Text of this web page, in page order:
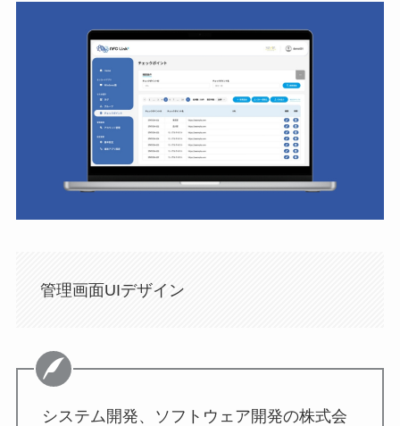
管理画面UIデザイン
システム開発、ソフトウェア開発の株式会